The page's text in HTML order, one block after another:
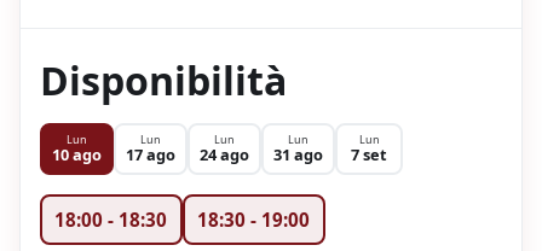
Disponibilità
Lun
10 ago
Lun
17 ago
Lun
24 ago
Lun
31 ago
Lun
7 set
18:00 - 18:30 18:30 - 19:00